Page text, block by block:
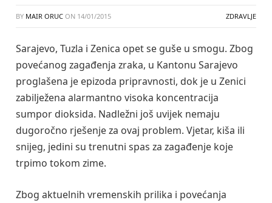
BY MAIR ORUC ON 14/01/2015 ZDRAVLJE
Sarajevo, Tuzla i Zenica opet se guše u smogu. Zbog
povećanog zagađenja zraka, u Kantonu Sarajevo
proglašena je epizoda pripravnosti, dok je u Zenici
zabilježena alarmantno visoka koncentracija
sumpor dioksida. Nadležni još uvijek nemaju
dugoročno rješenje za ovaj problem. Vjetar, kiša ili
snijeg, jedini su trenutni spas za zagađenje koje
trpimo tokom zime.
Zbog aktuelnih vremenskih prilika i povećanja